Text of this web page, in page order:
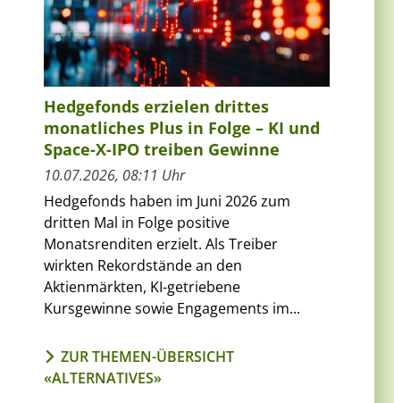
Hedgefonds erzielen drittes
monatliches Plus in Folge – KI und
Space-X-IPO treiben Gewinne
10.07.2026, 08:11 Uhr
Hedgefonds haben im Juni 2026 zum
dritten Mal in Folge positive
Monatsrenditen erzielt. Als Treiber
wirkten Rekordstände an den
Aktienmärkten, KI-getriebene
Kursgewinne sowie Engagements im...
ZUR THEMEN-ÜBERSICHT
«ALTERNATIVES»